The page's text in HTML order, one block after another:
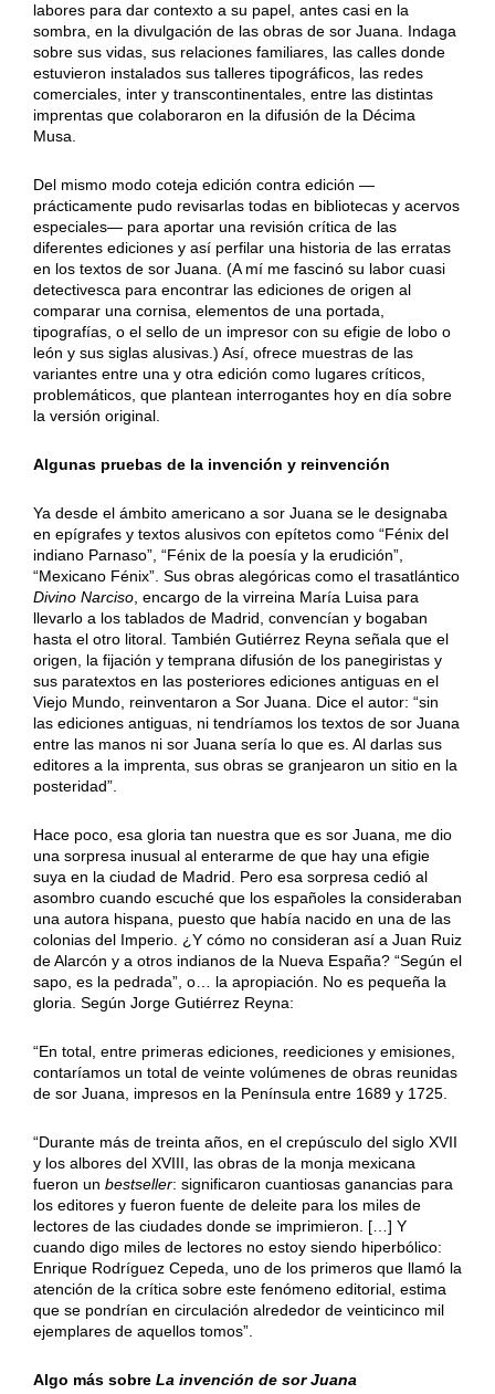
labores para dar contexto a su papel, antes casi en la
sombra, en la divulgación de las obras de sor Juana. Indaga
sobre sus vidas, sus relaciones familiares, las calles donde
estuvieron instalados sus talleres tipográficos, las redes
comerciales, inter y transcontinentales, entre las distintas
imprentas que colaboraron en la difusión de la Décima
Musa.
Del mismo modo coteja edición contra edición —
prácticamente pudo revisarlas todas en bibliotecas y acervos
especiales— para aportar una revisión crítica de las
diferentes ediciones y así perfilar una historia de las erratas
en los textos de sor Juana. (A mí me fascinó su labor cuasi
detectivesca para encontrar las ediciones de origen al
comparar una cornisa, elementos de una portada,
tipografías, o el sello de un impresor con su efigie de lobo o
león y sus siglas alusivas.) Así, ofrece muestras de las
variantes entre una y otra edición como lugares críticos,
problemáticos, que plantean interrogantes hoy en día sobre
la versión original.
Algunas pruebas de la invención y reinvención
Ya desde el ámbito americano a sor Juana se le designaba
en epígrafes y textos alusivos con epítetos como “Fénix del
indiano Parnaso”, “Fénix de la poesía y la erudición”,
“Mexicano Fénix”. Sus obras alegóricas como el trasatlántico
Divino Narciso, encargo de la virreina María Luisa para
llevarlo a los tablados de Madrid, convencían y bogaban
hasta el otro litoral. También Gutiérrez Reyna señala que el
origen, la fijación y temprana difusión de los panegiristas y
sus paratextos en las posteriores ediciones antiguas en el
Viejo Mundo, reinventaron a Sor Juana. Dice el autor: “sin
las ediciones antiguas, ni tendríamos los textos de sor Juana
entre las manos ni sor Juana sería lo que es. Al darlas sus
editores a la imprenta, sus obras se granjearon un sitio en la
posteridad”.
Hace poco, esa gloria tan nuestra que es sor Juana, me dio
una sorpresa inusual al enterarme de que hay una efigie
suya en la ciudad de Madrid. Pero esa sorpresa cedió al
asombro cuando escuché que los españoles la consideraban
una autora hispana, puesto que había nacido en una de las
colonias del Imperio. ¿Y cómo no consideran así a Juan Ruiz
de Alarcón y a otros indianos de la Nueva España? “Según el
sapo, es la pedrada”, o… la apropiación. No es pequeña la
gloria. Según Jorge Gutiérrez Reyna:
“En total, entre primeras ediciones, reediciones y emisiones,
contaríamos un total de veinte volúmenes de obras reunidas
de sor Juana, impresos en la Península entre 1689 y 1725.
“Durante más de treinta años, en el crepúsculo del siglo XVII
y los albores del XVIII, las obras de la monja mexicana
fueron un bestseller: significaron cuantiosas ganancias para
los editores y fueron fuente de deleite para los miles de
lectores de las ciudades donde se imprimieron. […] Y
cuando digo miles de lectores no estoy siendo hiperbólico:
Enrique Rodríguez Cepeda, uno de los primeros que llamó la
atención de la crítica sobre este fenómeno editorial, estima
que se pondrían en circulación alrededor de veinticinco mil
ejemplares de aquellos tomos”.
Algo más sobre La invención de sor Juana